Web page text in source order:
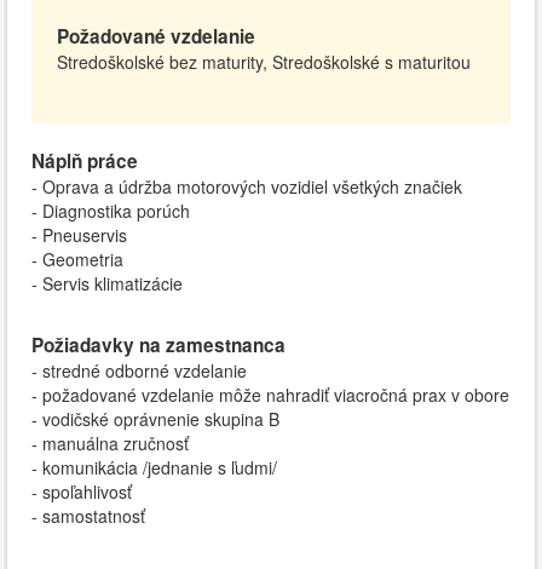
Požadované vzdelanie
Stredoškolské bez maturity, Stredoškolské s maturitou
Náplň práce
- Oprava a údržba motorových vozidiel všetkých značiek
- Diagnostika porúch
- Pneuservis
- Geometria
- Servis klimatizácie
Požiadavky na zamestnanca
- stredné odborné vzdelanie
- požadované vzdelanie môže nahradiť viacročná prax v obore
- vodičské oprávnenie skupina B
- manuálna zručnosť
- komunikácia /jednanie s ľudmi/
- spoľahlivosť
- samostatnosť